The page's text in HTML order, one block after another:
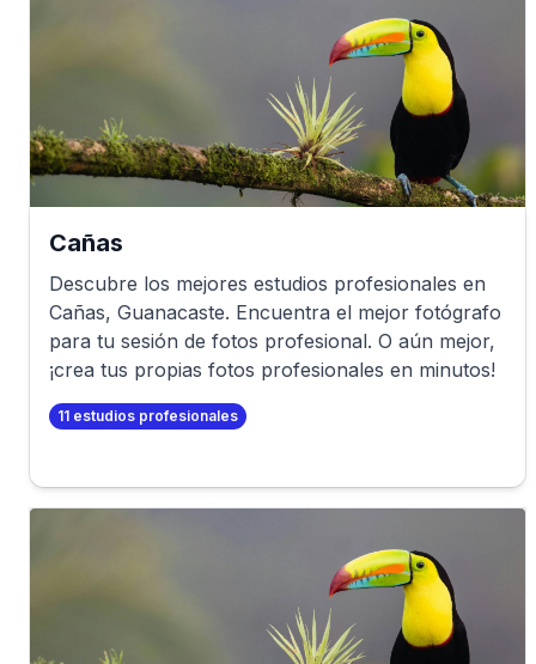
Cañas
Descubre los mejores estudios profesionales en
Cañas, Guanacaste. Encuentra el mejor fotógrafo
para tu sesión de fotos profesional. O aún mejor,
¡crea tus propias fotos profesionales en minutos!
11 estudios profesionales